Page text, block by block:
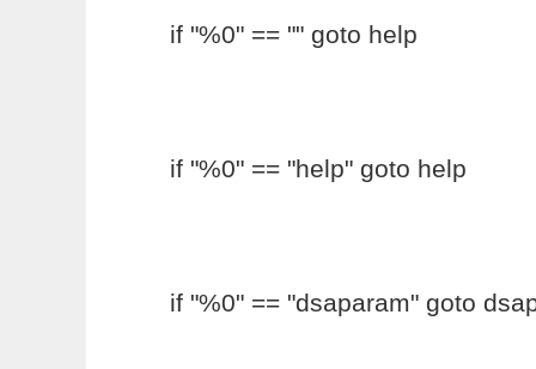
if "%0" == "" goto help
if "%0" == "help" goto help
if "%0" == "dsaparam" goto